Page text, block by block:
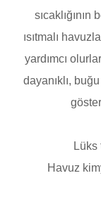
Havuz
Havuz Kış
Kalsiyum
Endüstriyel
Ayak Havuzu
ısıtmalı
yardımcı
dayanıklı,
Havuz